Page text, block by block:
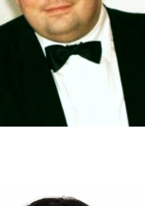
/ Flügel